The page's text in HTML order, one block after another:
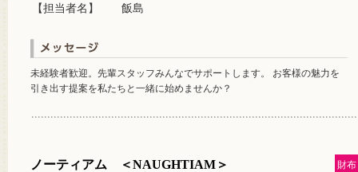
【担当者名】
飯島
未経験者歓迎。先輩スタッフみんなでサポートします。 お客様の魅力を
引き出す提案を私たちと一緒に始めませんか？
ノーティアム ＜NAUGHTIAM＞ 財